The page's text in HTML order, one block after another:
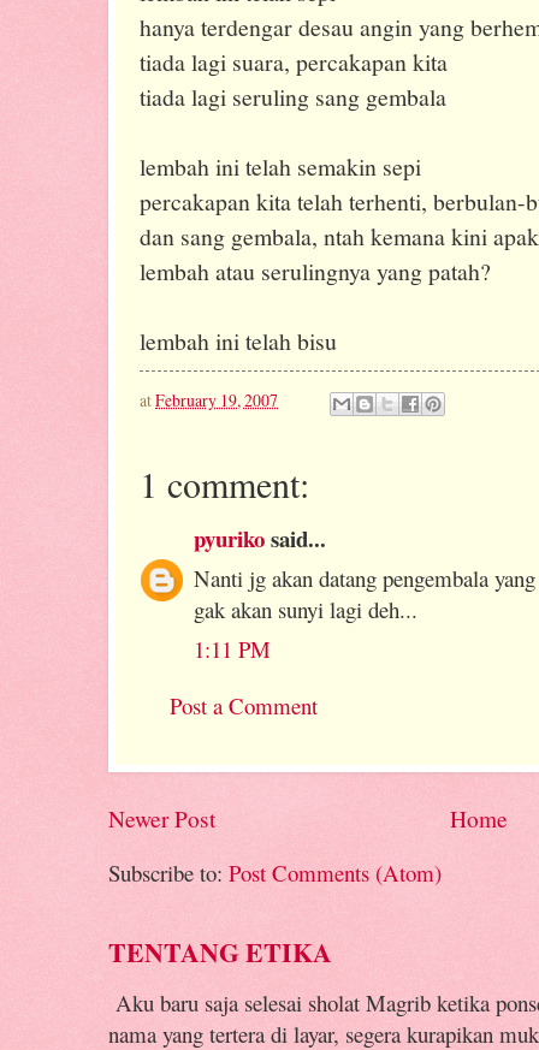
hanya terdengar desau angin yang
tiada lagi suara, percakapan kita
tiada lagi seruling sang gembala
lembah ini telah semakin sepi
percakapan kita telah terhenti, berbulan-
dan sang gembala, ntah kemana kini
lembah atau serulingnya yang patah?
lembah ini telah bisu
atFebruary 19, 2007
1 comment:
pyurikosaid...
Nanti jg akan datang pengembala
gak akan sunyi lagi deh...
1:11 PM
Post a Comment
Newer Post
Home
Subscribe to: Post Comments (Atom)
TENTANG ETIKA
Aku baru saja selesai sholat Magrib ketika
nama yang tertera di layar, segera kurapikan